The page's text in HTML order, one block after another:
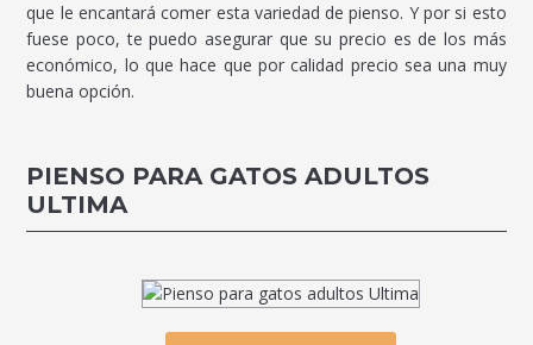
que le encantará comer esta variedad de pienso. Y por si esto
fuese poco, te puedo asegurar que su precio es de los más
económico, lo que hace que por calidad precio sea una muy
buena opción.
PIENSO PARA GATOS ADULTOS
ULTIMA